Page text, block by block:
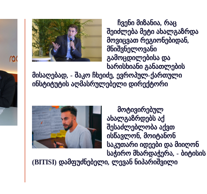
ჩვენი მიზანია, რაც
შეიძლება მეტი ახალგაზრდა
მოვიცვათ რეგიონებიდან,
მნიშვნელოვანი
გამოცდილებისა და
ხარისხიანი განათლების
მისაღებად, - შაკო ჩხეიძე, ევროპულ-ქართული
ინსტიტუტის აღმასრულებელი დირექტორი
მოტივირებულ
ახალგაზრდებს აქ
შესაძლებლობა აქვთ
ისწავლონ, მოიტანონ
საკუთარი იდეები და მიიღონ
საჭირო მხარდაჭერა, - ბიტისის
(BITISI) დამფუძნებელი, ლევან ნიპარიშვილი